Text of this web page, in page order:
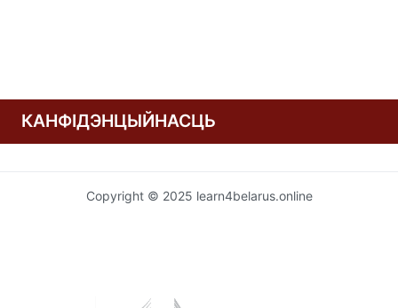
КАНФІДЭНЦЫЙНАСЦЬ
Copyright © 2025 learn4belarus.online